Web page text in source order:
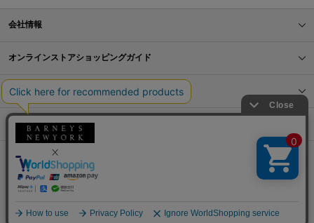
会社情報
オンラインストアショッピングガイド
店舗情報
サービス
Barneys Japan. all rights reserved.